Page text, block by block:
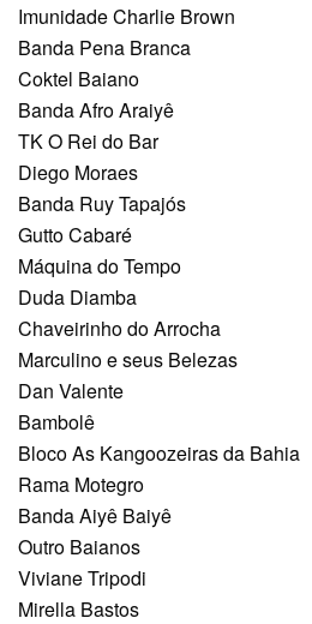
Imunidade Charlie Brown
Banda Pena Branca
Coktel Baiano
Banda Afro Araiyê
TK O Rei do Bar
Diego Moraes
Banda Ruy Tapajós
Gutto Cabaré
Máquina do Tempo
Duda Diamba
Chaveirinho do Arrocha
Marculino e seus Belezas
Dan Valente
Bambolê
Bloco As Kangoozeiras da Bahia
Rama Motegro
Banda Aiyê Baiyê
Outro Baianos
Viviane Tripodi
Mirella Bastos